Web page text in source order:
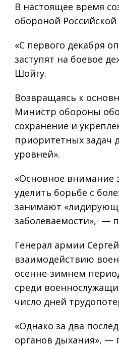
В настоящее время
обороной
«С первого декабря
заступят на боевое
Шойгу.
Возвращаясь к
Министр обороны
сохранение и
приоритетных задач
уровней».
«Основное внимание
уделить борьбе с
занимают
заболеваемости», —
Генерал армии
взаимодействию
осенне-зимнем
среди
число дней
«Однако за два
органов дыхания», —